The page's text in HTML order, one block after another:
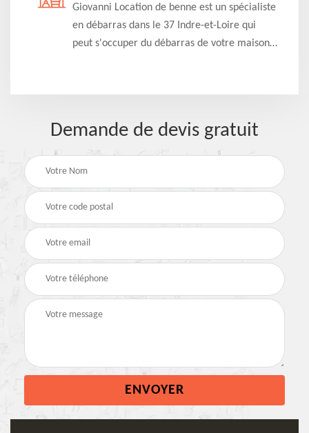
Giovanni Location de benne est un spécialiste
en débarras dans le 37 Indre-et-Loire qui
peut s'occuper du débarras de votre maison
Demande de devis gratuit